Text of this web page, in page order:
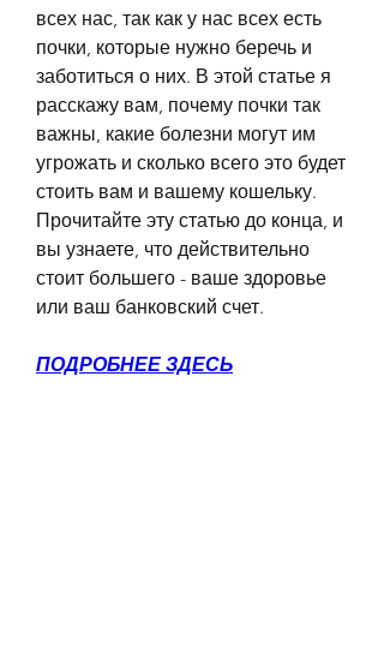
всех нас, так как у нас всех есть
почки, которые нужно беречь и
заботиться о них. В этой статье я
расскажу вам, почему почки так
важны, какие болезни могут им
угрожать и сколько всего это будет
стоить вам и вашему кошельку.
Прочитайте эту статью до конца, и
вы узнаете, что действительно
стоит большего - ваше здоровье
или ваш банковский счет.
ПОДРОБНЕЕ ЗДЕСЬ